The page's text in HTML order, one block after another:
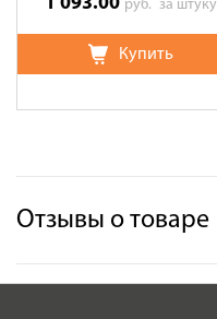
руб. за штуку
Купить
Отзывы о товаре